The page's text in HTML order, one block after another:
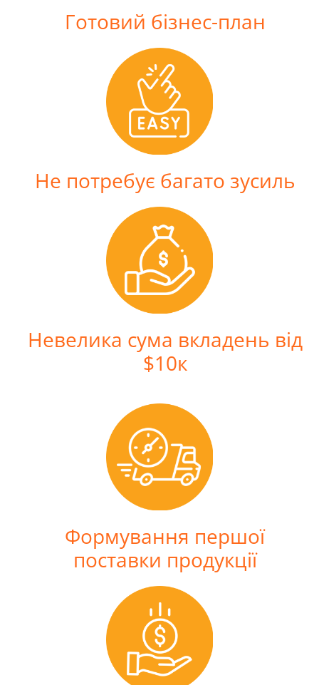
Готовий бізнес-план
Не потребує багато зусиль
Невелика сума вкладень від
$10к
Формування першої
поставки продукції